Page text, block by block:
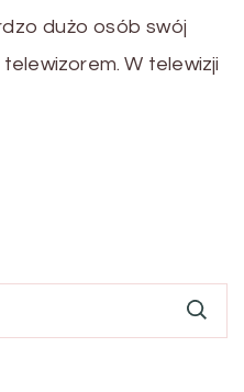
dużo osób swój
W telewizji